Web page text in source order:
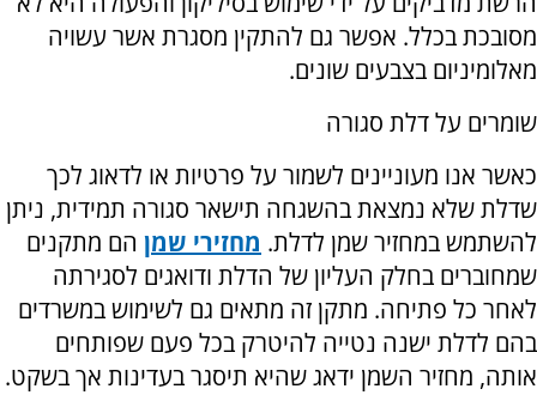
מסובכת בכלל. אפשר גם להתקין מסגרת אשר עשויה
מאלומיניום בצבעים שונים.
שומרים על דלת סגורה
כאשר אנו מעוניינים לשמור על פרטיות או לדאוג לכך
שדלת שלא נמצאת בהשגחה תישאר סגורה תמידית, ניתן
להשתמש במחזיר שמן לדלת. מחזירי שמן הם מתקנים
שמחוברים בחלק העליון של הדלת ודואגים לסגירתה
לאחר כל פתיחה. מתקן זה מתאים גם לשימוש במשרדים
בהם לדלת ישנה נטייה להיטרק בכל פעם שפותחים
אותה, מחזיר השמן ידאג שהיא תיסגר בעדינות אך בשקט.